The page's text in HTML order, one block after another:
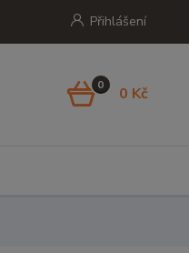
Přihlášení
0 0 Kč